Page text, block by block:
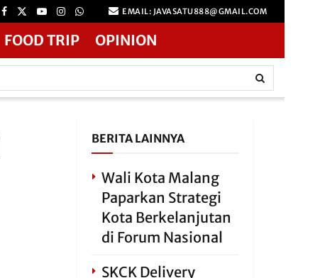
EMAIL: JAVASATU888@GMAIL.COM
FOOD TRIP OPINION
BERITA LAINNYA
Wali Kota Malang
Paparkan Strategi
Kota Berkelanjutan
di Forum Nasional
SKCK Delivery